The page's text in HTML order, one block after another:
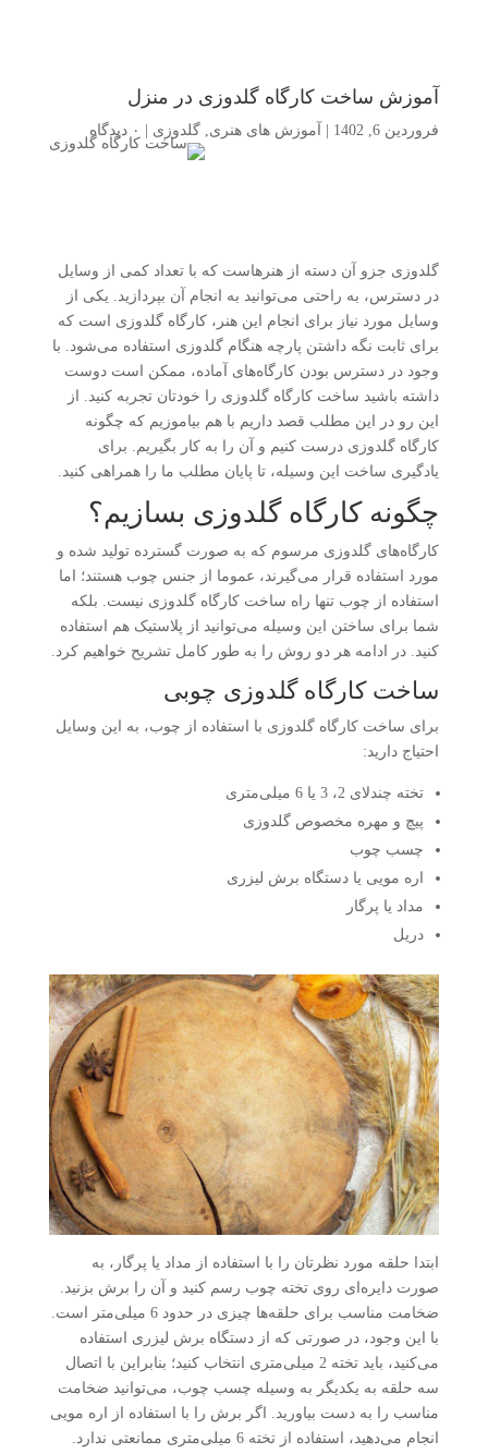
آموزش ساخت کارگاه گلدوزی در منزل
فروردین 6, 1402 آموزش های هنری, گلدوزی ۰ دیدگاه
گلدوزی جزو آن دسته از هنرهاست که با تعداد کمی از وسایل
در دسترس، به راحتی می‌توانید به انجام آن بپردازید. یکی از
وسایل مورد نیاز برای انجام این هنر، کارگاه گلدوزی است که
برای ثابت نگه داشتن پارچه هنگام گلدوزی استفاده می‌شود. با
وجود در دسترس بودن کارگاه‌های آماده، ممکن است دوست
داشته باشید ساخت کارگاه گلدوزی را خودتان تجربه کنید. از
این رو در این مطلب قصد داریم با هم بیاموزیم که چگونه
کارگاه گلدوزی درست کنیم و آن را به کار بگیریم. برای
یادگیری ساخت این وسیله، تا پایان مطلب ما را همراهی کنید.
چگونه کارگاه گلدوزی بسازیم؟
کارگاه‌های گلدوزی مرسوم که به صورت گسترده تولید شده و
مورد استفاده قرار می‌گیرند، عموما از جنس چوب هستند؛ اما
استفاده از چوب تنها راه ساخت کارگاه گلدوزی نیست. بلکه
شما برای ساختن این وسیله می‌توانید از پلاستیک هم استفاده
کنید. در ادامه هر دو روش را به طور کامل تشریح خواهیم کرد.
ساخت کارگاه گلدوزی چوبی
برای ساخت کارگاه گلدوزی با استفاده از چوب، به این وسایل
احتیاج دارید:
تخته چندلای 2، 3 یا 6 میلی‌متری
پیچ و مهره مخصوص گلدوزی
چسب چوب
اره مویی یا دستگاه برش لیزری
مداد یا پرگار
دریل
ابتدا حلقه مورد نظرتان را با استفاده از مداد یا پرگار، به
صورت دایره‌ای روی تخته چوب رسم کنید و آن را برش بزنید.
ضخامت مناسب برای حلقه‌ها چیزی در حدود 6 میلی‌متر است.
با این وجود، در صورتی که از دستگاه برش لیزری استفاده
می‌کنید، باید تخته 2 میلی‌متری انتخاب کنید؛ بنابراین با اتصال
سه حلقه به یکدیگر به وسیله چسب چوب، می‌توانید ضخامت
مناسب را به دست بیاورید. اگر برش را با استفاده از اره مویی
انجام می‌دهید، استفاده از تخته 6 میلی‌متری ممانعتی ندارد.